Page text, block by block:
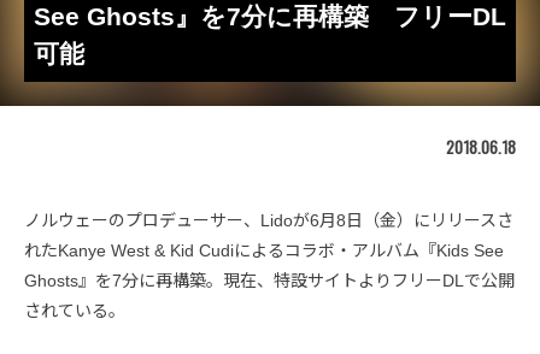
See Ghosts』を7分に再構築 フリーDL
可能
2018.06.18
ノルウェーのプロデューサー、Lidoが6月8日（金）にリリースさ
れたKanye West & Kid Cudiによるコラボ・アルバム『Kids See
Ghosts』を7分に再構築。現在、特設サイトよりフリーDLで公開
されている。